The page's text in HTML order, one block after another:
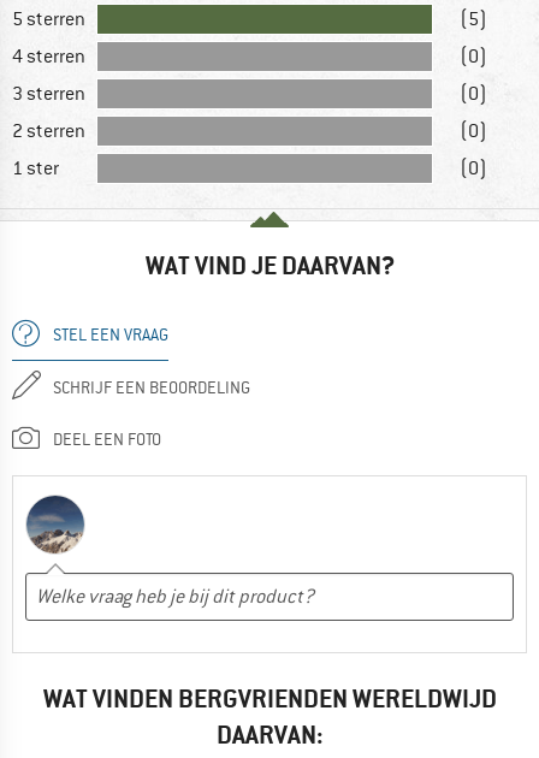
5 sterren
(5)
4 sterren
(0)
3 sterren
(0)
2 sterren
(0)
1 ster
(0)
WAT VIND JE DAARVAN?
STEL EEN VRAAG
SCHRIJF EEN BEOORDELING
DEEL EEN FOTO
WAT VINDEN BERGVRIENDEN WERELDWIJD
DAARVAN: